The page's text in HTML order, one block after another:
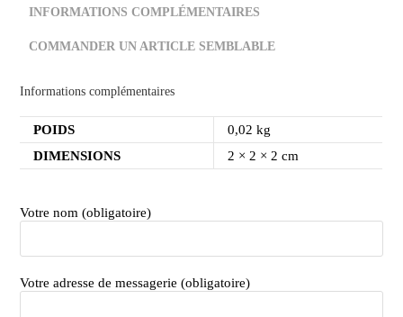
INFORMATIONS COMPLÉMENTAIRES
COMMANDER UN ARTICLE SEMBLABLE
Informations complémentaires
POIDS
0,02 kg
DIMENSIONS
2 × 2 × 2 cm
Votre nom (obligatoire)
Votre adresse de messagerie (obligatoire)